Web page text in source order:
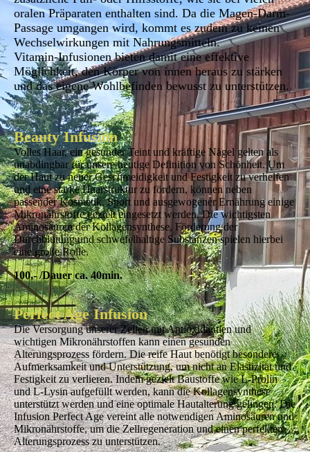
oralen Präparaten enthalten sind. Da die Magen-Darm-
Passage umgangen wird, kommt es zudem zu keinen
Wechselwirkungen mit Nahrungsmitteln.
Vitamin-Infusionen bieten damit eine effektive
Möglichkeit, den Körper von innen heraus zu stärken
und das eigene Wohlbefinden bewusst zu unterstützen.
Beauty Infusion
Volles Haar, ein gesunder Teint und kräftige Nägel gelten als
unabdingbar für unsere heutige Definition von Schönheit. Um
der Haut zu neuer Geschmeidigkeit und Festigkeit zu verhelfen
und eine starke Haarstruktur zu fördern, können neben
passender Kosmetik, Sport und ausgewogener Ernährung einige
Mikronährstoffe gezielt eingesetzt werden. Die wichtigsten
Aminosäuren der Kollagensynthese, Förderung der
Durchblutung und schwefelhaltige Substanzen spielen hierbei
eine große Rolle.
100,- /Dauer ca. 40min.
Perfect Age Infusion
Die Versorgung unserer Zellen mit Antioxidantien und
wichtigen Mikronährstoffen kann einen gesunden
Alterungsprozess fördern. Die reife Haut benötigt besondere
Aufmerksamkeit und Unterstützung, um nicht an Elastizität und
Festigkeit zu verlieren. Indem gezielt Baustoffe wie L-Prolin
und L-Lysin aufgefüllt werden, kann die Kollagensynthese
unterstützt werden und eine optimale Hautalterung gelingen. Die
Infusion Perfect Age vereint alle notwendigen Aminosäuren und
Mikronährstoffe, um die Zellregeneration und einen perfekten
Alterungsprozess zu unterstützen.